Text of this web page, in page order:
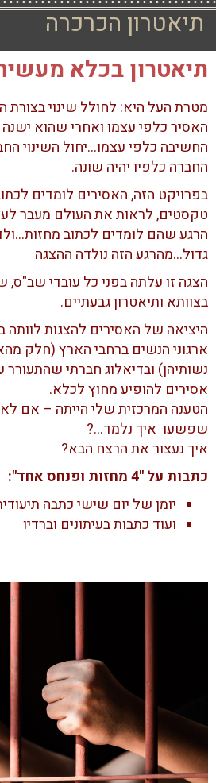
תיאטרון הכרכרה
תיאטרון בכלא
מטרת העל היא: לחולל שינוי
האסיר כלפי עצמו ואחרי שהוא
החשיבה כלפי עצמו…יחול השינוי
החברה כלפיו יהיה שונה.
בפרויקט הזה, האסירים לומדים
טקסטים, לראות את העולם מעבר
הרגע שהם לומדים לכתוב
גדול…מהרגע הזה נולדה ההצגה
הצגה זו עלתה בפני כל עובדי שב"ס,
בצוותא ותיאטרון גבעתיים.
היציאה של האסירים להצגות
ארגוני הנשים ברחבי הארץ (חלק
נשותיהן) ובדיאלוג חברתי
אסירים להופיע מחוץ לכלא.
הטענה המרכזית שלי הייתה – אם
שפשעו איך נלמד…?
איך נעצור את הרצח הבא?
כתבות על "4 מחזות ופנחס אחד":
יומן של יום שישי כתבה
ועוד כתבות בעיתונים וברדיו